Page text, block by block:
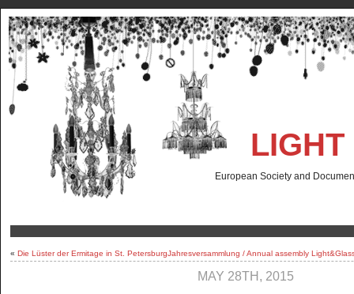
European Society and
« Die Lüster der Ermitage in St. PetersburgJahresversammlung / Annual assembly
MAY 28TH, 2015